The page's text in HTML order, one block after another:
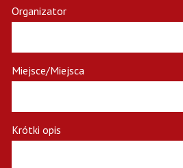
Organizator
Miejsce/Miejsca
Krótki opis